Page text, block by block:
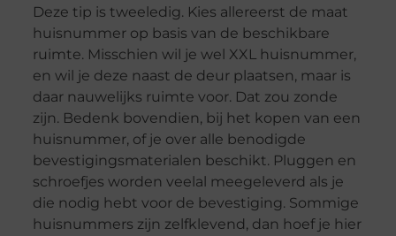
Deze tip is tweeledig. Kies allereerst de maat
huisnummer op basis van de beschikbare
ruimte. Misschien wil je wel XXL huisnummer,
en wil je deze naast de deur plaatsen, maar is
daar nauwelijks ruimte voor. Dat zou zonde
zijn. Bedenk bovendien, bij het kopen van een
huisnummer, of je over alle benodigde
bevestigingsmaterialen beschikt. Pluggen en
schroefjes worden veelal meegeleverd als je
die nodig hebt voor de bevestiging. Sommige
huisnummers zijn zelfklevend, dan hoef je hier